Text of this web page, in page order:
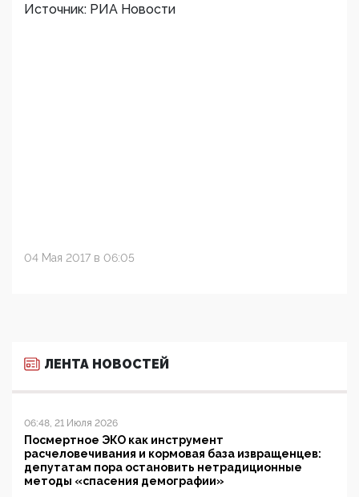
Источник: РИА Новости
04 Мая 2017 в 06:05
ЛЕНТА НОВОСТЕЙ
06:48, 21 Июля 2026
Посмертное ЭКО как инструмент
расчеловечивания и кормовая база извращенцев:
депутатам пора остановить нетрадиционные
методы «спасения демографии»